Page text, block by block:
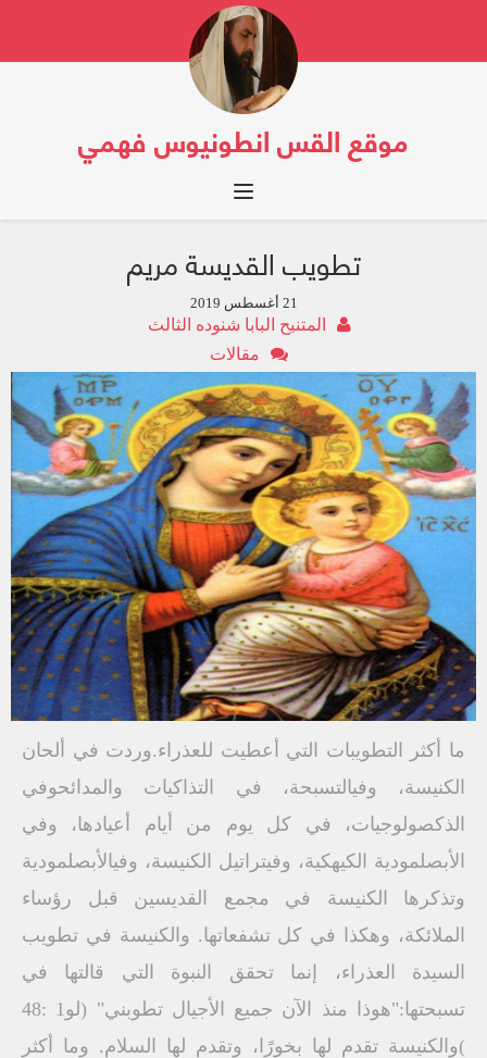
موقع القس انطونيوس فهمي
Toggle navigation
تطويب القديسة مريم
21 أغسطس 2019
المتنيح البابا شنوده الثالث
مقالات
ما أكثر التطويبات التي أعطيت للعذراء.وردت في ألحان
الكنيسة، وفيالتسبحة، في التذاكيات والمدائحوفي
الذكصولوجيات، في كل يوم من أيام أعيادها، وفي
الأبصلمودية الكيهكية، وفيتراتيل الكنيسة، وفيالأبصلمودية
وتذكرها الكنيسة في مجمع القديسين قبل رؤساء
الملائكة، وهكذا في كل تشفعاتها. والكنيسة في تطويب
السيدة العذراء، إنما تحقق النبوة التي قالتها في
تسبحتها:"هوذا منذ الآن جميع الأجيال تطوبني" (لو1 :48
)والكنيسة تقدم لها بخورًا، وتقدم لها السلام. وما أكثر